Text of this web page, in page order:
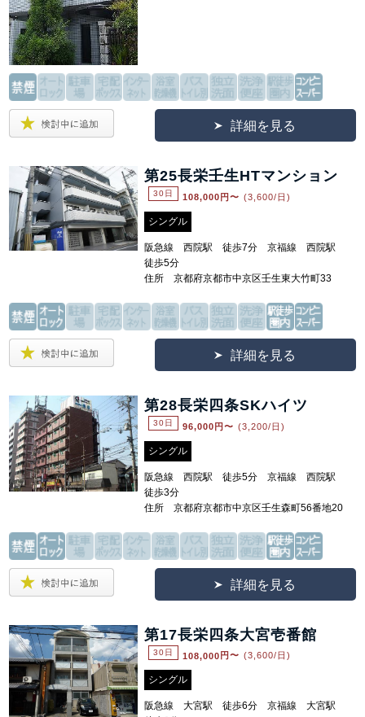
詳細を見る
第25長栄壬生HTマンション
30日 108,000 円〜 (3,600/日)
シングル
阪急線 西院駅 徒歩7分 京福線 西院駅
徒歩5分
住所 京都府京都市中京区壬生東大竹町33
詳細を見る
第28長栄四条SKハイツ
30日 96,000 円〜 (3,200/日)
シングル
阪急線 西院駅 徒歩5分 京福線 西院駅
徒歩3分
住所 京都府京都市中京区壬生森町56番地20
詳細を見る
第17長栄四条大宮壱番館
30日 108,000 円〜 (3,600/日)
シングル
阪急線 大宮駅 徒歩6分 京福線 大宮駅